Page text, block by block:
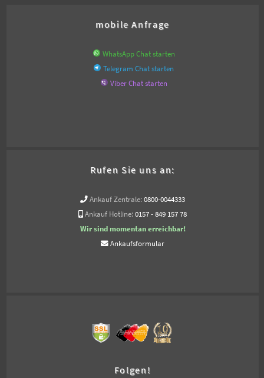
mobile Anfrage
WhatsApp Chat starten
Telegram Chat starten
Viber Chat starten
Rufen Sie uns an:
Ankauf Zentrale: 0800-0044333
Ankauf Hotline: 0157 - 849 157 78
Wir sind momentan erreichbar!
Ankaufsformular
Folgen!